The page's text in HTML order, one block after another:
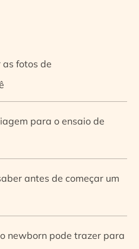
fotos de
para o ensaio de
antes de começar um
newborn pode trazer para